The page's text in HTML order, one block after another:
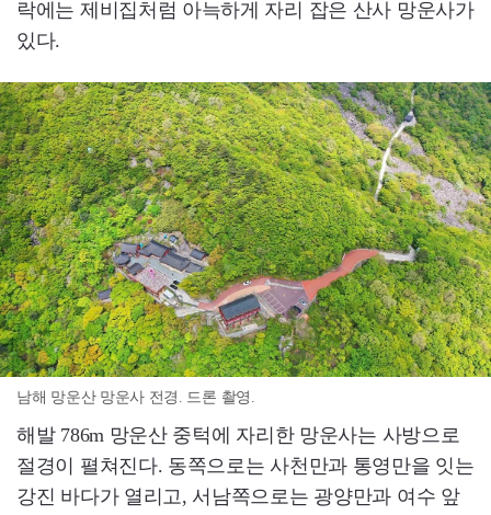
락에는 제비집처럼 아늑하게 자리 잡은 산사 망운사가
있다.
남해 망운산 망운사 전경. 드론 촬영.
해발 786m 망운산 중턱에 자리한 망운사는 사방으로
절경이 펼쳐진다. 동쪽으로는 사천만과 통영만을 잇는
강진 바다가 열리고, 서남쪽으로는 광양만과 여수 앞